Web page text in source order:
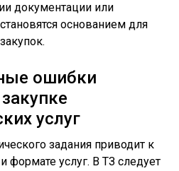
документации или
основанием для
ошибки
услуг
задания приводит к
формате услуг. В ТЗ следует